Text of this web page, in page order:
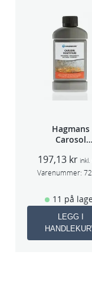
Hagmans
Carosol
300ml
197,13 kr
Varenummer:
11 på
LEGG I